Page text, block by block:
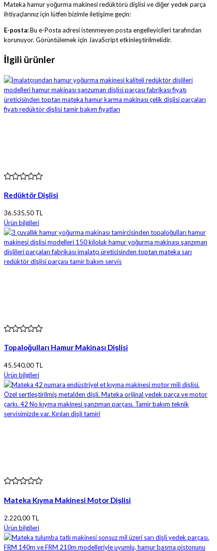
Mateka hamur yoğurma makinesi redüktörü dişlisi ve diğer yedek parça
ihtiyaçlarınız için lütfen bizimle iletişime geçin:
E-posta:Bu e-Posta adresi istenmeyen posta engelleyicileri tarafından
korunuyor. Görüntülemek için JavaScript etkinleştirilmelidir.
İlgili ürünler
Redüktör Dişlisi
36.535,50 TL
Ürün bilgileri
Topaloğulları Hamur Makinası Dişlisi
45.540,00 TL
Ürün bilgileri
Mateka Kıyma Makinesi Motor Dişlisi
2.220,00 TL
Ürün bilgileri